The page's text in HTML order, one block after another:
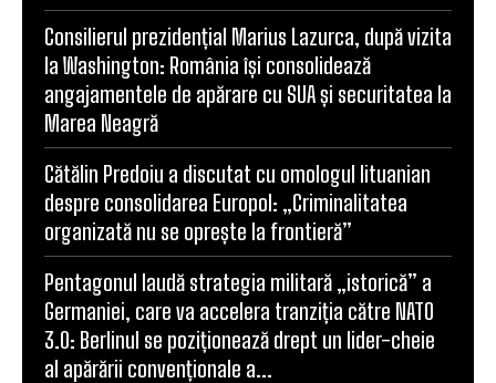
Consilierul prezidențial Marius Lazurca, după vizita
la Washington: România își consolidează
angajamentele de apărare cu SUA și securitatea la
Marea Neagră
Cătălin Predoiu a discutat cu omologul lituanian
despre consolidarea Europol: „Criminalitatea
organizată nu se oprește la frontieră”
Pentagonul laudă strategia militară „istorică” a
Germaniei, care va accelera tranziția către NATO
3.0: Berlinul se poziționează drept un lider-cheie
al apărării convenționale a...